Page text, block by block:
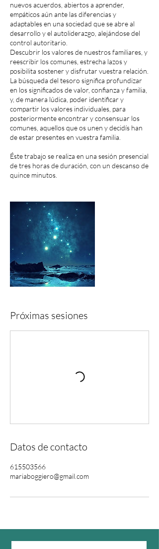
nuevos acuerdos, abiertos a aprender,
empáticos aún ante las diferencias y
adaptables en una sociedad que se abre al
desarrollo y el autoliderazgo, alejándose del
control autoritario.
Descubrir los valores de nuestros familiares, y
reescribir los comunes, estrecha lazos y
posibilita sostener y disfrutar vuestra relación.
La búsqueda del tesoro significa profundizar
en los significados de valor, confianza y familia,
y, de manera lúdica, poder identificar y
compartir los valores individuales, para
posteriormente encontrar y consensuar los
comunes, aquellos que os unen y decidís han
de estar presentes en vuestra familia.
Éste trabajo se realiza en una sesión presencial
de tres horas de duración, con un descanso de
quince minutos.
Próximas sesiones
Datos de contacto
615503566
mariaboggiero@gmail.com